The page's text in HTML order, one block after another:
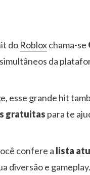
do Robloxchama-se
da
esse grande hit
gratuitas para te
confere a lista
diversão e gameplay.